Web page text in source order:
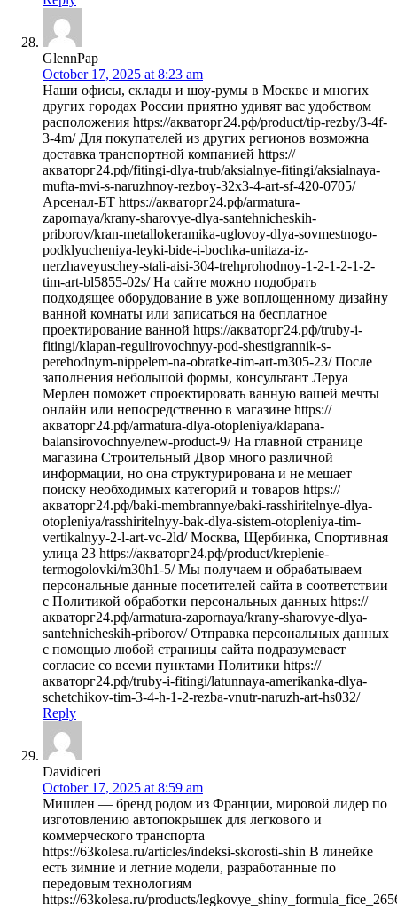
GlennPap
October 17, 2025 at 8:23 am
Наши офисы, склады и шоу-румы в Москве и многих
других городах России приятно удивят вас удобством
расположения https://акваторг24.рф/product/tip-rezby/3-4f-
3-4m/ Для покупателей из других регионов возможна
доставка транспортной компанией https://
акваторг24.рф/fitingi-dlya-trub/aksialnye-fitingi/aksialnaya-
mufta-mvi-s-naruzhnoy-rezboy-32x3-4-art-sf-420-0705/
Арсенал-БТ https://акваторг24.рф/armatura-
zapornaya/krany-sharovye-dlya-santehnicheskih-
priborov/kran-metallokeramika-uglovoy-dlya-sovmestnogo-
podklyucheniya-leyki-bide-i-bochka-unitaza-iz-
nerzhaveyuschey-stali-aisi-304-trehprohodnoy-1-2-1-2-1-2-
tim-art-bl5855-02s/ На сайте можно подобрать
подходящее оборудование в уже воплощенному дизайну
ванной комнаты или записаться на бесплатное
проектирование ванной https://акваторг24.рф/truby-i-
fitingi/klapan-regulirovochnyy-pod-shestigrannik-s-
perehodnym-nippelem-na-obratke-tim-art-m305-23/ После
заполнения небольшой формы, консультант Леруа
Мерлен поможет спроектировать ванную вашей мечты
онлайн или непосредственно в магазине https://
акваторг24.рф/armatura-dlya-otopleniya/klapana-
balansirovochnye/new-product-9/ На главной странице
магазина Строительный Двор много различной
информации, но она структурирована и не мешает
поиску необходимых категорий и товаров https://
акваторг24.рф/baki-membrannye/baki-rasshiritelnye-dlya-
otopleniya/rasshiritelnyy-bak-dlya-sistem-otopleniya-tim-
vertikalnyy-2-l-art-vc-2ld/ Москва, Щербинка, Спортивная
улица 23 https://акваторг24.рф/product/kreplenie-
termogolovki/m30h1-5/ Мы получаем и обрабатываем
персональные данные посетителей сайта в соответствии
с Политикой обработки персональных данных https://
акваторг24.рф/armatura-zapornaya/krany-sharovye-dlya-
santehnicheskih-priborov/ Отправка персональных данных
с помощью любой страницы сайта подразумевает
согласие со всеми пунктами Политики https://
акваторг24.рф/truby-i-fitingi/latunnaya-amerikanka-dlya-
schetchikov-tim-3-4-h-1-2-rezba-vnutr-naruzh-art-hs032/
Reply
Davidiceri
October 17, 2025 at 8:59 am
Мишлен — бренд родом из Франции, мировой лидер по
изготовлению автопокрышек для легкового и
коммерческого транспорта
https://63kolesa.ru/articles/indeksi-skorosti-shin В линейке
есть зимние и летние модели, разработанные по
передовым технологиям
https://63kolesa.ru/products/